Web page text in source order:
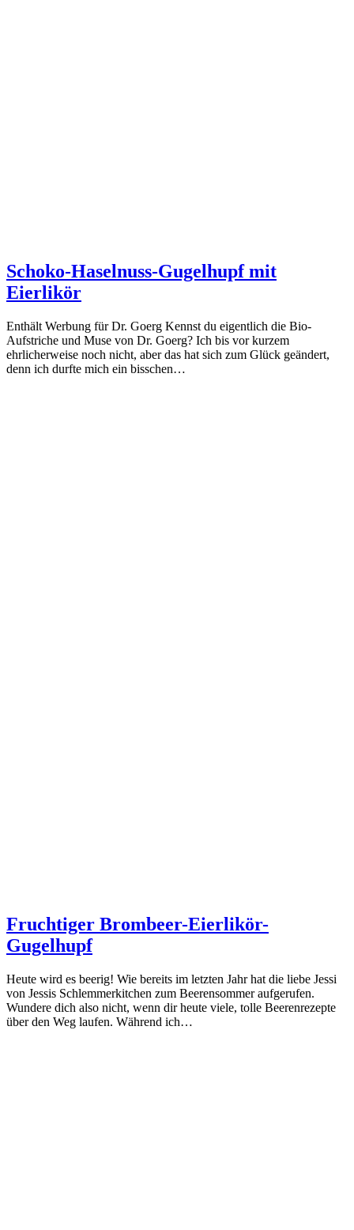
Schoko-Haselnuss-Gugelhupf mit
Eierlikör
Enthält Werbung für Dr. Goerg Kennst du eigentlich die Bio-
Aufstriche und Muse von Dr. Goerg? Ich bis vor kurzem
ehrlicherweise noch nicht, aber das hat sich zum Glück geändert,
denn ich durfte mich ein bisschen…
Fruchtiger Brombeer-Eierlikör-
Gugelhupf
Heute wird es beerig! Wie bereits im letzten Jahr hat die liebe Jessi
von Jessis Schlemmerkitchen zum Beerensommer aufgerufen.
Wundere dich also nicht, wenn dir heute viele, tolle Beerenrezepte
über den Weg laufen. Während ich…